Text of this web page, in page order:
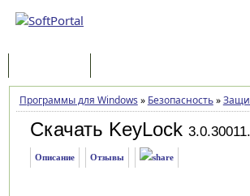
Программы для Windows » Безопасность»
Скачать KeyLock
Описание Отзывы